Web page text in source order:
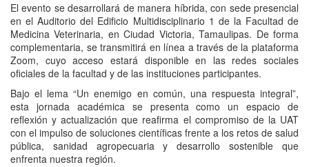
El evento se desarrollará de manera híbrida, con sede presencial
en el Auditorio del Edificio Multidisciplinario 1 de la Facultad de
Medicina Veterinaria, en Ciudad Victoria, Tamaulipas. De forma
complementaria, se transmitirá en línea a través de la plataforma
Zoom, cuyo acceso estará disponible en las redes sociales
oficiales de la facultad y de las instituciones participantes.
Bajo el lema “Un enemigo en común, una respuesta integral”,
esta jornada académica se presenta como un espacio de
reflexión y actualización que reafirma el compromiso de la UAT
con el impulso de soluciones científicas frente a los retos de salud
pública, sanidad agropecuaria y desarrollo sostenible que
enfrenta nuestra región.